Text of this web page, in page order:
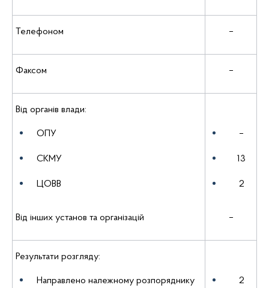
Телефоном –
Факсом –
Від органів влади:
ОПУ
СКМУ
ЦОВВ
Від інших установ та організацій
–
13
2
–
Результати розгляду:
Направлено належному розпоряднику
2